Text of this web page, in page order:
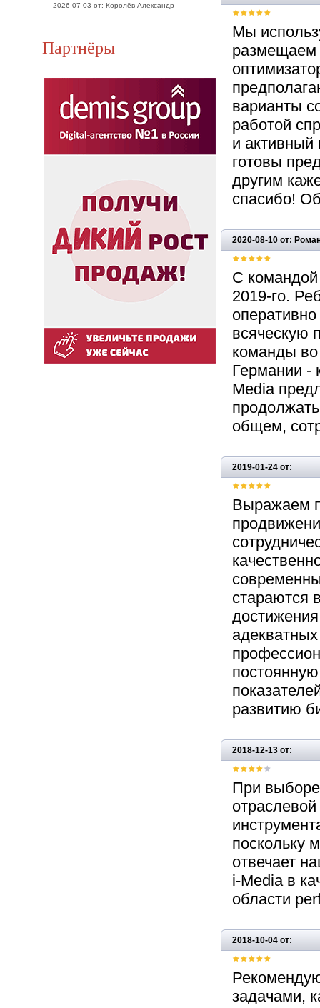
2026-07-03 от: Королёв Александр
Партнёры
Мы
размещаем
варианты
работой
и активный
готовы
другим
спасибо!
2020-08-10 от:
С
2019-го.
всяческую
команды
Германии -
Media
общем,
2019-01-24 от:
Выражаем
стараются
развитию
2018-12-13 от:
При
поскольку
отвечает
i-Media в
области
2018-10-04 от:
задачами,